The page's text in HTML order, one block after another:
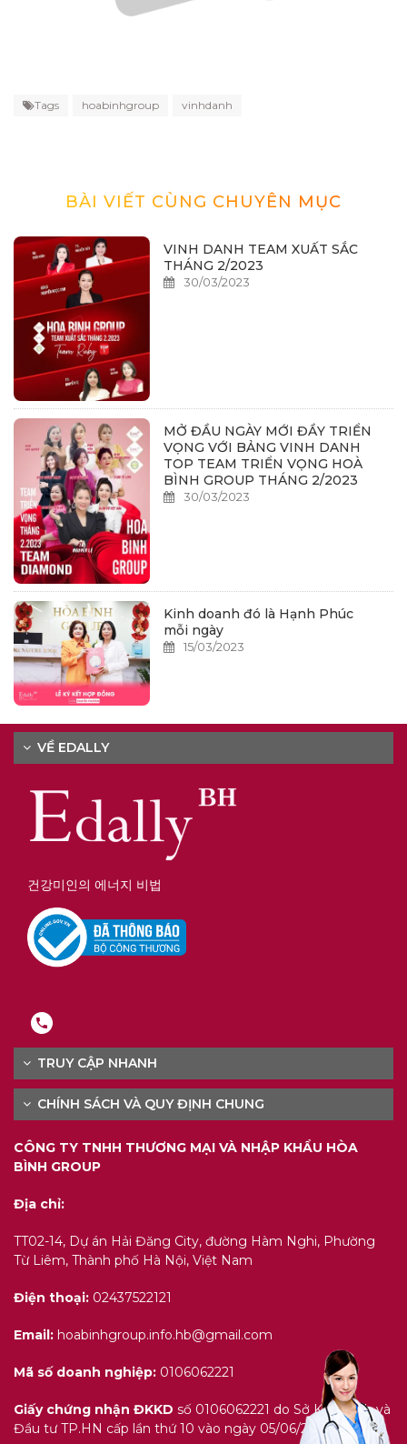
Tags hoabinhgroup vinhdanh
BÀI VIẾT CÙNG CHUYÊN MỤC
VINH DANH TEAM XUẤT SẮC
THÁNG 2/2023
30/03/2023
MỞ ĐẦU NGÀY MỚI ĐẦY TRIỂN
VỌNG VỚI BẢNG VINH DANH
TOP TEAM TRIỂN VỌNG HOÀ
BÌNH GROUP THÁNG 2/2023
30/03/2023
Kinh doanh đó là Hạnh Phúc
mỗi ngày
15/03/2023
VỀ EDALLY
건강미인의 에너지 비법
TRUY CẬP NHANH
CHÍNH SÁCH VÀ QUY ĐỊNH CHUNG
CÔNG TY TNHH THƯƠNG MẠI VÀ NHẬP KHẨU HÒA
BÌNH GROUP
Địa chỉ:
TT02-14, Dự án Hải Đăng City, đường Hàm Nghi, Phường
Từ Liêm, Thành phố Hà Nội, Việt Nam
Điện thoại: 02437522121
Email: hoabinhgroup.info.hb@gmail.com
Mã số doanh nghiệp: 0106062221
Giấy chứng nhận ĐKKD số 0106062221 do Sở Kế hoạch và
Đầu tư TP.HN cấp lần thứ 10 vào ngày 05/06/2023